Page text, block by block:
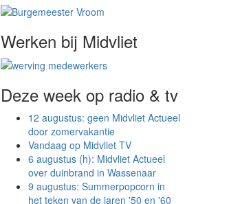
Werken bij Midvliet
Deze week op radio & tv
12 augustus: geen Midvliet Actueel
door zomervakantie
Vandaag op Midvliet TV
6 augustus (h): Midvliet Actueel
over duinbrand in Wassenaar
9 augustus: Summerpopcorn in
het teken van de jaren '50 en '60